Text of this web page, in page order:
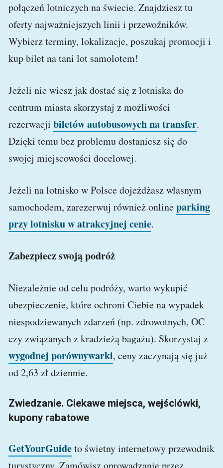
połączeń lotniczych na świecie. Znajdziesz tu
oferty najważniejszych linii i przewoźników.
Wybierz terminy, lokalizacje, poszukaj promocji i
kup bilet na tani lot samolotem!
Jeżeli nie wiesz jak dostać się z lotniska do
centrum miasta skorzystaj z możliwości
rezerwacji biletów autobusowych na transfer.
Dzięki temu bez problemu dostaniesz się do
swojej miejscowości docelowej.
Jeżeli na lotnisko w Polsce dojeżdżasz własnym
samochodem, zarezerwuj również onlineparking
przy lotnisku w atrakcyjnej cenie.
Zabezpiecz swoją podróż
Niezależnie od celu podróży, warto wykupić
ubezpieczenie, które ochroni Ciebie na wypadek
niespodziewanych zdarzeń (np. zdrowotnych, OC
czy związanych z kradzieżą bagażu). Skorzystaj z
wygodnej porównywarki, ceny zaczynają się już
od 2,63 zł dziennie.
Zwiedzanie. Ciekawe miejsca, wejściówki,
kupony rabatowe
GetYourGuideto świetny internetowy przewodnik